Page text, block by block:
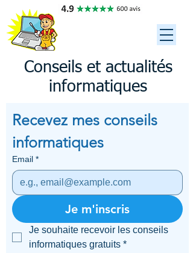
Conseils et actualités
informatiques
Recevez mes conseils
informatiques
Email *
Je m'inscris
Je souhaite recevoir les conseils
informatiques gratuits *